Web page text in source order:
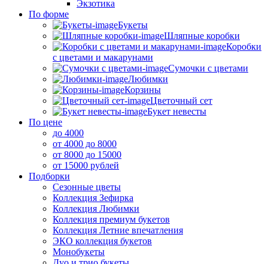
Экзотика
По форме
Букеты
Шляпные коробки
Коробки
с цветами и макарунами
Сумочки с цветами
Любимки
Корзины
Цветочный сет
Букет невесты
По цене
до 4000
от 4000 до 8000
от 8000 до 15000
от 15000 рублей
Подборки
Сезонные цветы
Коллекция Зефирка
Коллекция Любимки
Коллекция премиум букетов
Коллекция Летние впечатления
ЭКО коллекция букетов
Монобукеты